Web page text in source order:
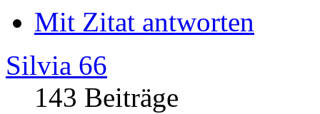
Mit Zitat antworten
Silvia 66
143 Beiträge